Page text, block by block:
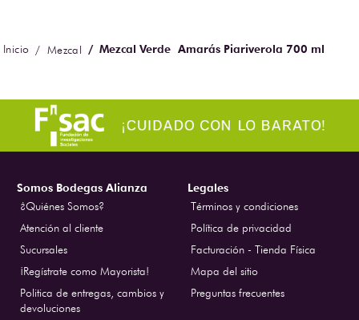
Mezcal Mezcal Verde Amarás Piariverola 700 ml
Somos Bodegas Alianza
¿Quiénes Somos?
Atención al cliente
Sucursales
¡Regístrate como Mayorista!
Politica de entregas, cambios y
devoluciones
Legales
Términos y condiciones
Política de privacidad
Facturación - Tienda Física
Mapa del sitio
Preguntas frecuentes